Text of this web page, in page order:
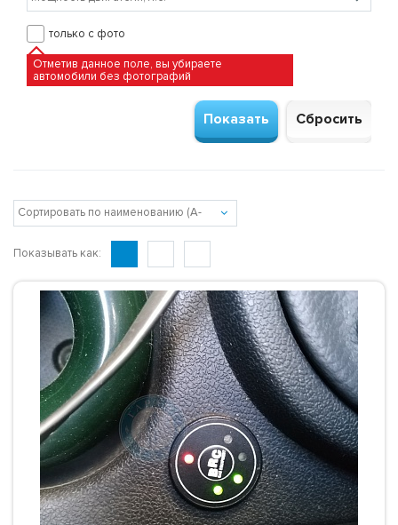
только с фото
Отметив данное поле, вы убираете
автомобили без фотографий
Показывать как: